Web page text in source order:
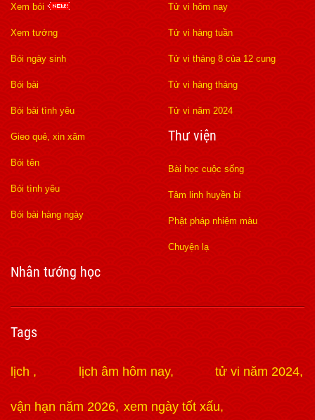
Xem bói
Xem tướng
Bói ngày sinh
Bói bài
Bói bài tình yêu
Gieo quẻ, xin xăm
Bói tên
Bói tình yêu
Bói bài hàng ngày
Tử vi hôm nay
Tử vi hàng tuần
Tử vi tháng 8 của 12 cung
Tử vi hàng tháng
Tử vi năm 2024
Thư viện
Bài học cuộc sống
Tâm linh huyền bí
Phật pháp nhiệm màu
Chuyện lạ
Nhân tướng học
Tags
lịch lịch âm hôm nay tử vi năm 2024
vận hạn năm 2026 xem ngày tốt xấu